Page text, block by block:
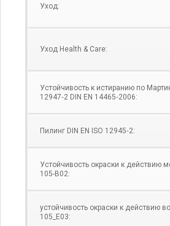
Уход:
Уход Health & Care:
Устойчивость к истиранию по
12947‑2 DIN EN 14465‑2006:
Пилинг DIN EN ISO 12945‑2:
Устойчивость окраски к действию
105-B02:
устойчивость окраски к действию
105_E03: